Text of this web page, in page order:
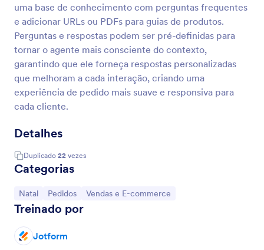
uma base de conhecimento com perguntas frequentes
e adicionar URLs ou PDFs para guias de produtos.
Perguntas e respostas podem ser pré-definidas para
tornar o agente mais consciente do contexto,
garantindo que ele forneça respostas personalizadas
que melhoram a cada interação, criando uma
experiência de pedido mais suave e responsiva para
cada cliente.
Detalhes
Duplicado 22 vezes
Categorias
Ir para Categoria:
Natal Ir para Categoria:
Pedidos Ir para Categoria:
Vendas e E-commerce
Treinado por
Jotform